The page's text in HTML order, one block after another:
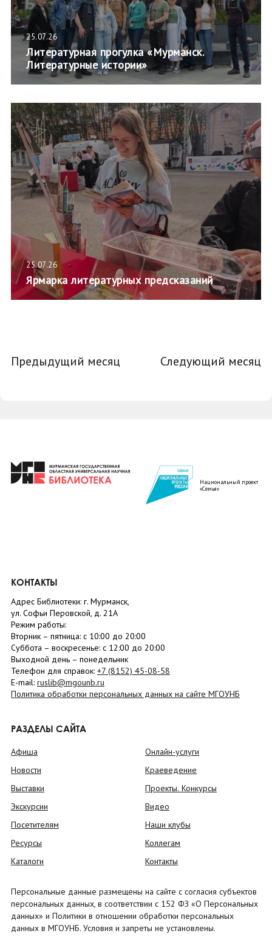
25.07.26
Литературная прогулка «Мурманск.
Литературные истории»
25.07.26
Ярмарка литературных предсказаний
Предыдущий месяц Следующий месяц
Национальный проект
«Семья»
КОНТАКТЫ
Адрес Библиотеки: г. Мурманск,
ул. Софьи Перовской, д. 21А
Режим работы:
Вторник – пятница: с 10:00 до 20:00
Суббота – воскресенье: c 12:00 до 20:00
Выходной день – понедельник
Телефон для справок: +7 (8152) 45-08-58
E-mail: ruslib@mgounb.ru
Политика обработки персональных данных на сайте МГОУНБ
РАЗДЕЛЫ САЙТА
Афиша
Новости
Выставки
Экскурсии
Посетителям
Ресурсы
Каталоги
Онлайн-услуги
Краеведение
Проекты. Конкурсы
Видео
Наши клубы
Коллегам
Контакты
Персональные данные размещены на сайте с согласия субъектов
персональных данных, в соответствии с 152 ФЗ «О Персональных
данных» и Политики в отношении обработки персональных
данных в МГОУНБ. Условия и запреты не установлены.